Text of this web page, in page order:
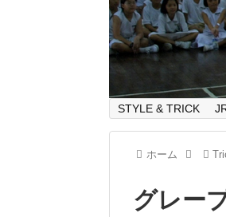
STYLE & TRICK
ホーム
グレー